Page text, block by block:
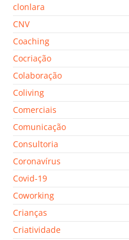
clonlara
CNV
Coaching
Cocriação
Colaboração
Coliving
Comerciais
Comunicação
Consultoria
Coronavírus
Covid-19
Coworking
Crianças
Criatividade